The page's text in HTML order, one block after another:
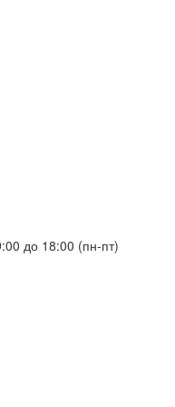
до 18:00 (пн-пт)